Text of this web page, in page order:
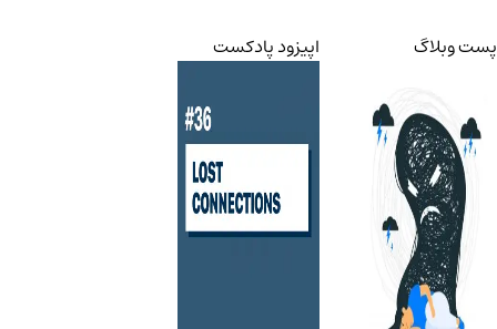
پست وبلاگ اپیزود پادکست